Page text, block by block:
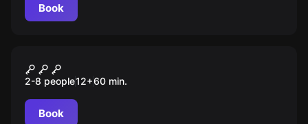
Book
Дом с привидениями
2-8 people12+60 min.
Book